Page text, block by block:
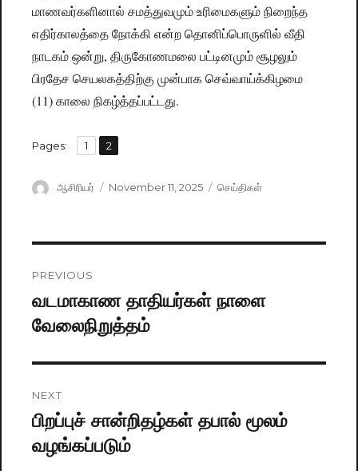
மாணவர்களினால் சமத்துவமும் உரிமைகளும் நிறைந்த
எதிர்காலத்தை நோக்கி என்ற தொனிப்பொருளில் வீதி
நாடகம் ஒன்று, திருகோணமலை பட்டினமும் சூழலும்
பிரதேச செயலகத்திற்கு முன்பாக செவ்வாய்க்கிழமை
(11) காலை நிகழ்த்தப்பட்டது.
Pages: Page
1 ,
Page
2
Author
ஆசிரியர்
Posted
November 11, 2025 Categories
செய்திகள்
navigation
PREVIOUS
Previous
post:
வடமாகாண தாதியர்கள் நாளை
வேலைநிறுத்தம்
NEXT
Next
post:
பிறப்புச் சான்றிதழ்கள் தபால் மூலம்
வழங்கப்படும்